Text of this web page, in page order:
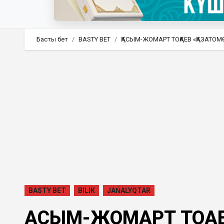
Басты бет BASTY BET ҚАСЫМ-ЖОМАРТ ТОҚАЕВ
BASTY BET BILİK JAŃALYQTAR
ҚАСЫМ-ЖОМАРТ